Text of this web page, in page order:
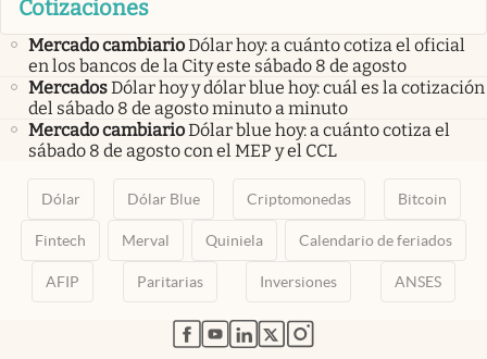
Cotizaciones
Mercado cambiarioDólar hoy: a cuánto cotiza el oficial
en los bancos de la City este sábado 8 de agosto
MercadosDólar hoy y dólar blue hoy: cuál es la cotización
del sábado 8 de agosto minuto a minuto
Mercado cambiarioDólar blue hoy: a cuánto cotiza el
sábado 8 de agosto con el MEP y el CCL
Dólar Dólar Blue Criptomonedas Bitcoin
Fintech Merval Quiniela Calendario de feriados
AFIP Paritarias Inversiones ANSES
abre en nueva pestaña
abre en nueva pestaña
abre en nueva pestaña
abre en nueva pestaña
abre en nueva pestaña